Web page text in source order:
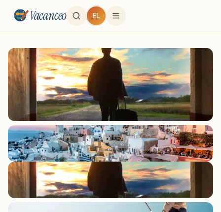
Vacanceo EL